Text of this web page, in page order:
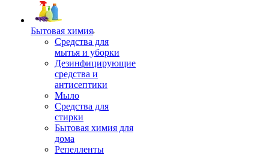
Бытовая химия
Средства для
мытья и уборки
Дезинфицирующие
средства и
антисептики
Мыло
Средства для
стирки
Бытовая химия для
дома
Репелленты